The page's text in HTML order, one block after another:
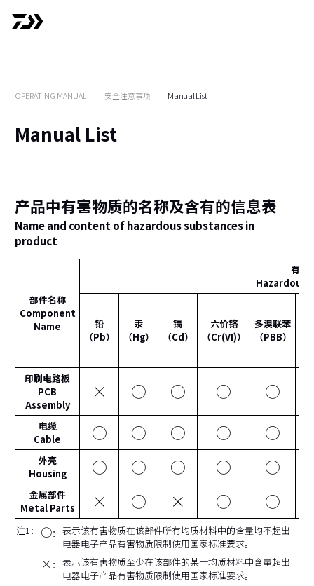
OPERATING MANUAL 安全注意事项 Manual List
Manual List
产品中有害物质的名称及含有的信息表
Name and content of hazardous substances in
product
部件名称
Component
Name
有害
Hazardous
铅
（Pb）
汞
（Hg）
镉
（Cd）
六价铬
（Cr(VI)）
多溴联苯
（PBB）
印刷电路板
PCB
Assembly
× ○ ○ ○ ○
电缆
Cable
○ ○ ○ ○ ○
外壳
Housing
○ ○ ○ ○ ○
金属部件
Metal Parts
× ○ × ○ ○
注1： ○： 表示该有害物质在该部件所有均质材料中的含量均不超出
电器电子产品有害物质限制使用国家标准要求。
× ： 表示该有害物质至少在该部件的某一均质材料中含量超出
电器电子产品有害物质限制使用国家标准要求。